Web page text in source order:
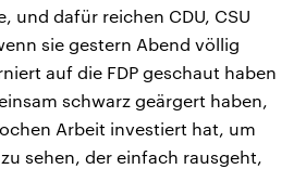
und dafür reichen CDU, CSU
sie gestern Abend völlig
auf die FDP geschaut haben
schwarz geärgert haben,
Arbeit investiert hat, um
sehen, der einfach rausgeht,